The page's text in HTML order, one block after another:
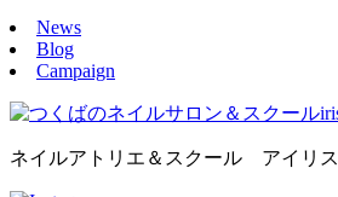
News
Blog
Campaign
ネイルアトリエ＆スクール アイリス